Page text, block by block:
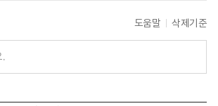
도움말 삭제기준